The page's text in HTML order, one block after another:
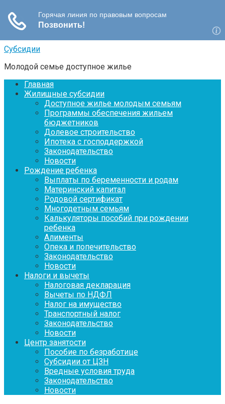
Перейти
контенту
Субсидии
Молодой семье доступное жилье
Главная
Жилищные субсидии
Доступное жилье молодым семьям
Программы обеспечения жильем
бюджетников
Долевое строительство
Ипотека с господдержкой
Законодательство
Новости
Рождение ребенка
Выплаты по беременности и родам
Материнский капитал
Родовой сертификат
Многодетным семьям
Калькуляторы пособий при рождении
ребенка
Алименты
Опека и попечительство
Законодательство
Новости
Налоги и вычеты
Налоговая декларация
Вычеты по НДФЛ
Налог на имущество
Транспортный налог
Законодательство
Новости
Центр занятости
Пособие по безработице
Субсидии от ЦЗН
Вредные условия труда
Законодательство
Новости